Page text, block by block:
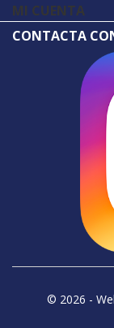
MI CUENTA
CONTACTA
© 2026 -